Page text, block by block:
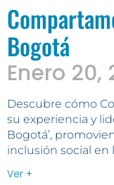
Bogotá
Enero 20,
Descubre cómo
su experiencia y
Bogotá’,
inclusión social en
Ver +